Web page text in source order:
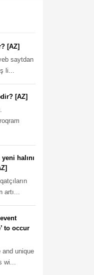
[AZ]
saytdan
li...
[AZ]
halını
artı...
to occur
and unique
wi...